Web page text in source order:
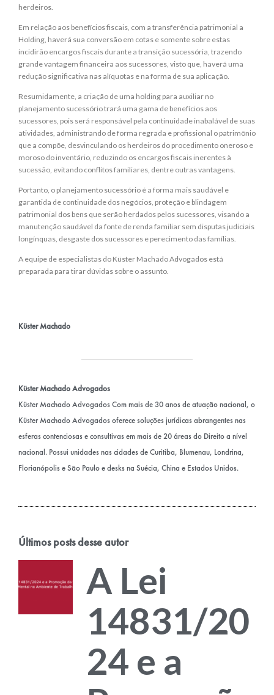
herdeiros.
Em relação aos benefícios fiscais, com a transferência patrimonial a
Holding, haverá sua conversão em cotas e somente sobre estas
incidirão encargos fiscais durante a transição sucessória, trazendo
grande vantagem financeira aos sucessores, visto que, haverá uma
redução significativa nas alíquotas e na forma de sua aplicação.
Resumidamente, a criação de uma holding para auxiliar no
planejamento sucessório trará uma gama de benefícios aos
sucessores, pois será responsável pela continuidade inabalável de suas
atividades, administrando de forma regrada e profissional o patrimônio
que a compõe, desvinculando os herdeiros do procedimento oneroso e
moroso do inventário, reduzindo os encargos fiscais inerentes à
sucessão, evitando conflitos familiares, dentre outras vantagens.
Portanto, o planejamento sucessório é a forma mais saudável e
garantida de continuidade dos negócios, proteção e blindagem
patrimonial dos bens que serão herdados pelos sucessores, visando a
manutenção saudável da fonte de renda familiar sem disputas judiciais
longínquas, desgaste dos sucessores e perecimento das famílias.
A equipe de especialistas do Küster Machado Advogados está
preparada para tirar dúvidas sobre o assunto.
Küster Machado
Küster Machado Advogados
Küster Machado Advogados Com mais de 30 anos de atuação nacional, o
Küster Machado Advogados oferece soluções jurídicas abrangentes nas
esferas contenciosas e consultivas em mais de 20 áreas do Direito a nível
nacional. Possui unidades nas cidades de Curitiba, Blumenau, Londrina,
Florianópolis e São Paulo e desks na Suécia, China e Estados Unidos.
Últimos posts desse autor
A Lei
14831/20
24 e a